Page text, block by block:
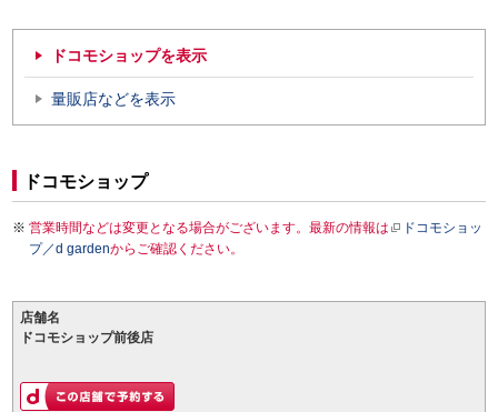
ドコモショップを表示
量販店などを表示
ドコモショップ
営業時間などは変更となる場合がございます。最新の情報は
ドコモショッ
プ／d gardenからご確認ください。
店舗名
ドコモショップ前後店